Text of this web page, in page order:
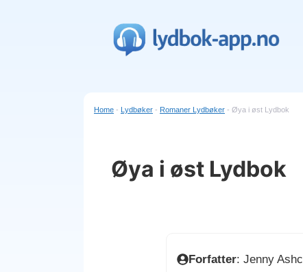
Home - Lydbøker - Romaner Lydbøker - Øya i øst Lydbok
Øya i øst Lydbok
Forfatter: Jenny